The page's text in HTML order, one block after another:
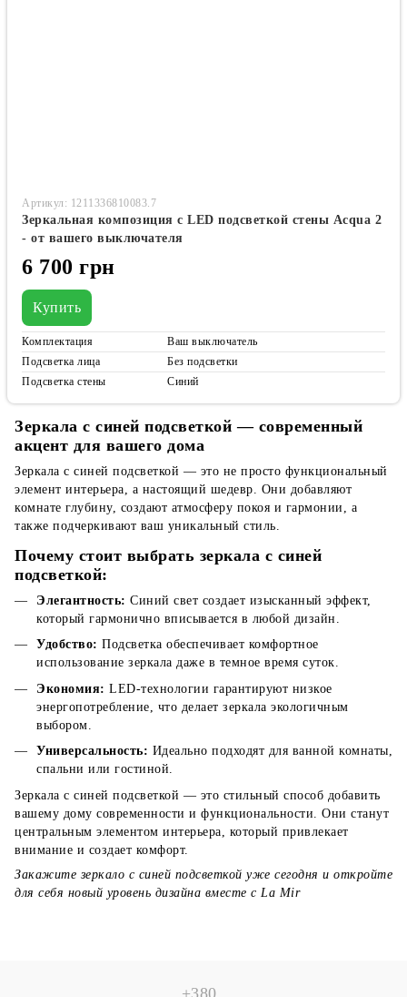
Артикул: 1211336810083.7
Зеркальная композиция с LED подсветкой стены Acqua 2
- от вашего выключателя
6 700 грн
Купить
Комплектация
Ваш выключатель
Подсветка лица
Без подсветки
Подсветка стены
Синий
Зеркала с синей подсветкой — современный
акцент для вашего дома
Зеркала с синей подсветкой — это не просто функциональный
элемент интерьера, а настоящий шедевр. Они добавляют
комнате глубину, создают атмосферу покоя и гармонии, а
также подчеркивают ваш уникальный стиль.
Почему стоит выбрать зеркала с синей
подсветкой:
Элегантность: Синий свет создает изысканный эффект,
который гармонично вписывается в любой дизайн.
Удобство: Подсветка обеспечивает комфортное
использование зеркала даже в темное время суток.
Экономия: LED-технологии гарантируют низкое
энергопотребление, что делает зеркала экологичным
выбором.
Универсальность: Идеально подходят для ванной комнаты,
спальни или гостиной.
Зеркала с синей подсветкой — это стильный способ добавить
вашему дому современности и функциональности. Они станут
центральным элементом интерьера, который привлекает
внимание и создает комфорт.
Закажите зеркало с синей подсветкой уже сегодня и откройте
для себя новый уровень дизайна вместе с La Mir
+380